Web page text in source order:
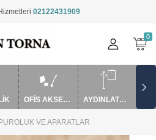
02122431909
Kategoriler
/ EV AKSESUARLARI
SAKSI
VE APARATLAR
OFİS AKSESUARLARI AYDINLATMA / EV AKSESUARLARI
PUROLUK VE APARATLAR